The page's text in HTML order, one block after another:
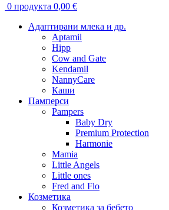
0 продукта 0,00 €
Адаптирани млека и др.
Aptamil
Hipp
Cow and Gate
Kendamil
NannyCare
Каши
Памперси
Pampers
Baby Dry
Premium Protection
Harmonie
Mamia
Little Angels
Little ones
Fred and Flo
Козметика
Козметика за бебето